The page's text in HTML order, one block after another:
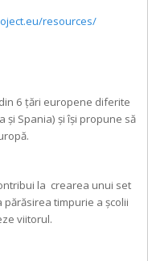
resources/
6 țări europene diferite
și Spania) și își propune să
la crearea unui set
timpurie a școlii
viitorul.